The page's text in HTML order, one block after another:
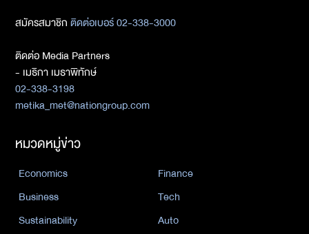
สมัครสมาชิกติดต่อเบอร์ 02-338-3000
ติดต่อ Media Partners
- เมธิกา เมธาพิทักษ์
02-338-3198
metika_met@nationgroup.com
หมวดหมู่ข่าว
Economics
Finance
Business
Tech
Sustainability
Auto